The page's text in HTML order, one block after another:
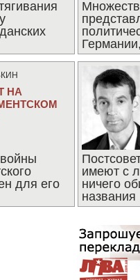
НА
для его
имеют с
ничего
названия